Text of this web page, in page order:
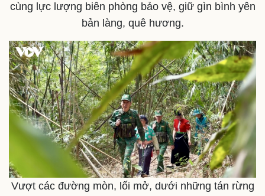
cùng lực lượng biên phòng bảo vệ, giữ gìn bình yên
bản làng, quê hương.
Vượt các đường mòn, lối mở, dưới những tán rừng